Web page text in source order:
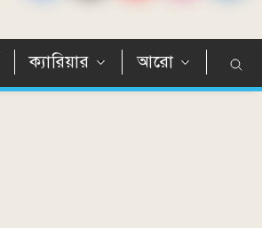
ক্যারিয়ার আরো